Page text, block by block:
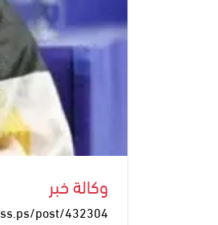
وكالة خبر
post/432304